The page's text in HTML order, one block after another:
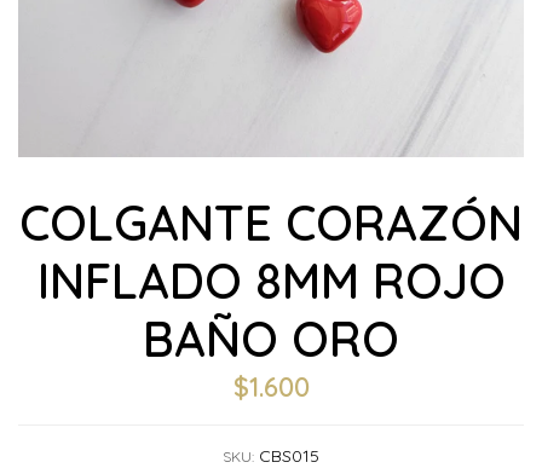
COLGANTE CORAZÓN
INFLADO 8MM ROJO
BAÑO ORO
$1.600
SKU: CBS015